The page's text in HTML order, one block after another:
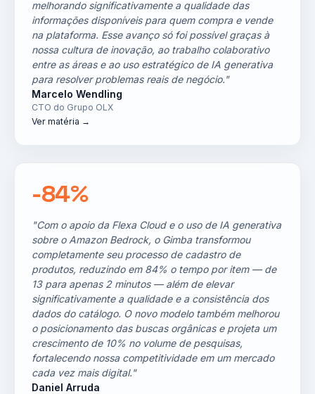
melhorando significativamente a qualidade das
informações disponíveis para quem compra e vende
na plataforma. Esse avanço só foi possível graças à
nossa cultura de inovação, ao trabalho colaborativo
entre as áreas e ao uso estratégico de IA generativa
para resolver problemas reais de negócio."
Marcelo Wendling
CTO do Grupo OLX
Ver matéria →
-84%
"Com o apoio da Flexa Cloud e o uso de IA generativa
sobre o Amazon Bedrock, o Gimba transformou
completamente seu processo de cadastro de
produtos, reduzindo em 84% o tempo por item — de
13 para apenas 2 minutos — além de elevar
significativamente a qualidade e a consistência dos
dados do catálogo. O novo modelo também melhorou
o posicionamento das buscas orgânicas e projeta um
crescimento de 10% no volume de pesquisas,
fortalecendo nossa competitividade em um mercado
cada vez mais digital."
Daniel Arruda